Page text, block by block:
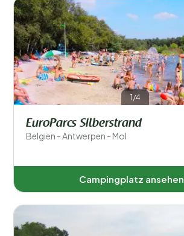
Allgemein
Sport und Freizeit
1/4
EuroParcs Silberstrand
Belgien - Antwerpen - Mol
Campingplatz ansehen